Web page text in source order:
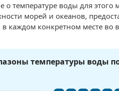
о температуре воды для этого
морей и океанов,
в каждом конкретном месте во
температуры воды